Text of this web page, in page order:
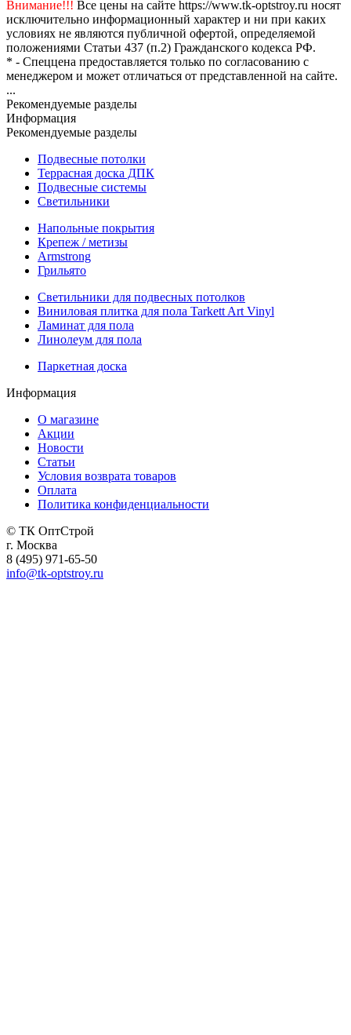
Внимание!!! Все цены на сайте https://www.tk-optstroy.ru носят
исключительно информационный характер и ни при каких
условиях не являются публичной офертой, определяемой
положениями Статьи 437 (п.2) Гражданского кодекса РФ.
* - Спеццена предоставляется только по согласованию с
менеджером и может отличаться от представленной на сайте.
...
Рекомендуемые разделы
Информация
Рекомендуемые разделы
Подвесные потолки
Террасная доска ДПК
Подвесные системы
Светильники
Напольные покрытия
Крепеж / метизы
Armstrong
Грильято
Светильники для подвесных потолков
Виниловая плитка для пола Tarkett Art Vinyl
Ламинат для пола
Линолеум для пола
Паркетная доска
Информация
О магазине
Акции
Новости
Статьи
Условия возврата товаров
Оплата
Политика конфиденциальности
© ТК ОптСтрой
г. Москва
8 (495) 971-65-50
info@tk-optstroy.ru